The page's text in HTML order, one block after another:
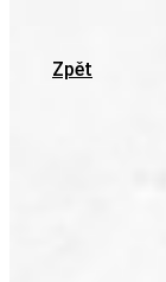
Zpět